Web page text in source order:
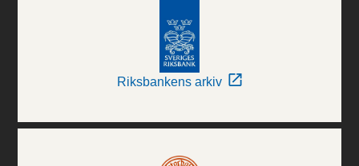
Riksbankens arkiv